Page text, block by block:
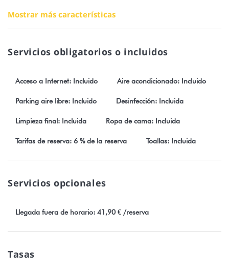
Mostrar más características
Servicios obligatorios o incluidos
Acceso a Internet: Incluido Aire acondicionado: Incluido
Parking aire libre: Incluido Desinfección: Incluida
Limpieza final: Incluida Ropa de cama: Incluida
Tarifas de reserva: 6 % de la reserva Toallas: Incluida
Servicios opcionales
Llegada fuera de horario: 41,90 € /reserva
Tasas